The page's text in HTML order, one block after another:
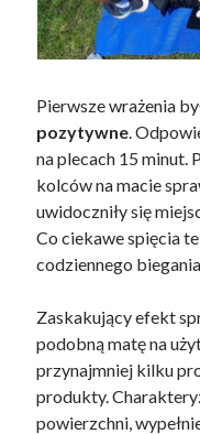
Pierwsze wrażenia
pozytywne.
na plecach 15 minut.
kolców na macie
uwidoczniły się
Co ciekawe spięcia
codziennego
Zaskakujący efekt
podobną matę na
przynajmniej kilku
produkty.
powierzchni,